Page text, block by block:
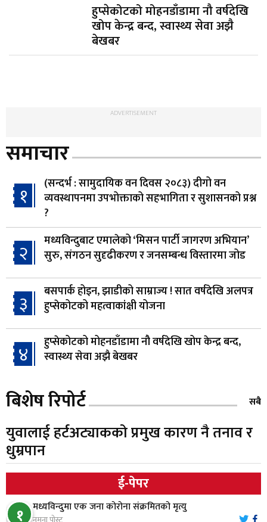
हुप्सेकोटको मोहनडाँडामा नौ वर्षदेखि
खोप केन्द्र बन्द, स्वास्थ्य सेवा अझै
बेखबर
ADVERTISEMENT
समाचार
१
(सन्दर्भ : सामुदायिक वन दिवस २०८३) दीगो वन
व्यवस्थापनमा उपभोक्ताको सहभागिता र सुशासनको प्रश्न
?
२
मध्यविन्दुबाट एमालेको ‘मिसन पार्टी जागरण अभियान’
सुरु, संगठन सुदृढीकरण र जनसम्बन्ध विस्तारमा जोड
३
बसपार्क होइन, झाडीको साम्राज्य ! सात वर्षदेखि अलपत्र
हुप्सेकोटको महत्वाकांक्षी योजना
४
हुप्सेकोटको मोहनडाँडामा नौ वर्षदेखि खोप केन्द्र बन्द,
स्वास्थ्य सेवा अझै बेखबर
५ हाम्रो चेतना, नेतृत्व, सभ्यता र भविष्य
६
गैँडाको आतंकः बगुवनमा किसानको धानबाली नष्ट,
७
स्थापनाको एक दशकपछि विनयी त्रिवेणीको आफ्नै
प्रशासकीय भवनको शिलान्यास
बिशेष रिपोर्ट सबै
युवालाई हर्टअट्याकको प्रमुख कारण नै तनाव र
धुम्रपान
ई-पेपर
१ मध्यविन्दुमा एक जना कोरोना संक्रमितको मृत्यु